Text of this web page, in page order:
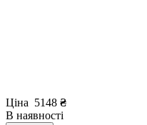
Ціна 5148 ₴
В наявності